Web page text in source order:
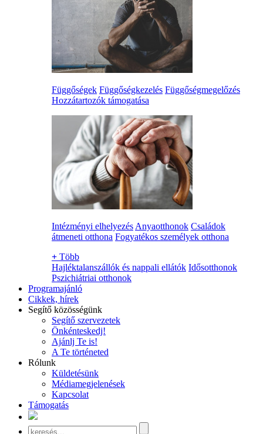
Függőségek Függőségkezelés Függőségmegelőzés
Hozzátartozók támogatása
Intézményi elhelyezés Anyaotthonok Családok
átmeneti otthona Fogyatékos személyek otthona
+ Több
Hajléktalanszállók és nappali ellátók Idősotthonok
Pszichiátriai otthonok
Programajánló
Cikkek, hírek
Segítő közösségünk
Segítő szervezetek
Önkénteskedj!
Ajánlj Te is!
A Te történeted
Rólunk
Küldetésünk
Médiamegjelenések
Kapcsolat
Támogatás